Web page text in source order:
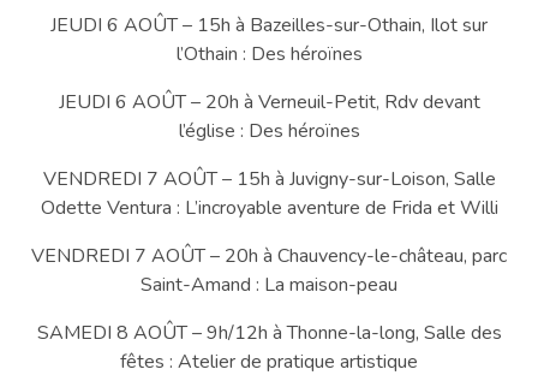
JEUDI 6 AOÛT – 15h à Bazeilles-sur-Othain, Ilot sur
l’Othain : Des héroïnes
JEUDI 6 AOÛT – 20h à Verneuil-Petit, Rdv devant
l’église : Des héroïnes
VENDREDI 7 AOÛT – 15h à Juvigny-sur-Loison, Salle
Odette Ventura : L’incroyable aventure de Frida et Willi
VENDREDI 7 AOÛT – 20h à Chauvency-le-château, parc
Saint-Amand : La maison-peau
SAMEDI 8 AOÛT – 9h/12h à Thonne-la-long, Salle des
fêtes : Atelier de pratique artistique